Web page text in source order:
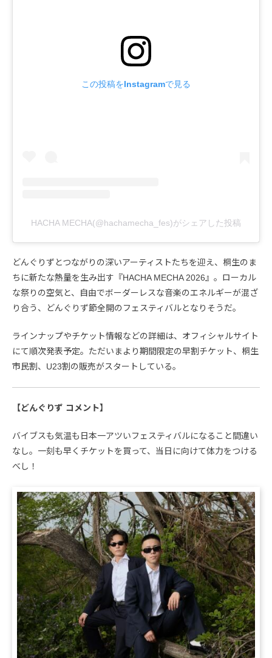
この投稿をInstagramで見る
HACHA MECHA(@hachamecha_fes)がシェアした投稿
どんぐりずとつながりの深いアーティストたちを迎え、桐生のま
ちに新たな熱量を生み出す『HACHA MECHA 2026』。ローカル
な祭りの空気と、自由でボーダーレスな音楽のエネルギーが混ざ
り合う、どんぐりず節全開のフェスティバルとなりそうだ。
ラインナップやチケット情報などの詳細は、オフィシャルサイト
にて順次発表予定。ただいまより期間限定の早割チケット、桐生
市民割、U23割の販売がスタートしている。
【どんぐりず コメント】
バイブスも気温も日本一アツいフェスティバルになること間違い
なし。一刻も早くチケットを買って、当日に向けて体力をつける
べし！